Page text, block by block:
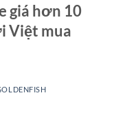
giá hơn 10
Việt mua